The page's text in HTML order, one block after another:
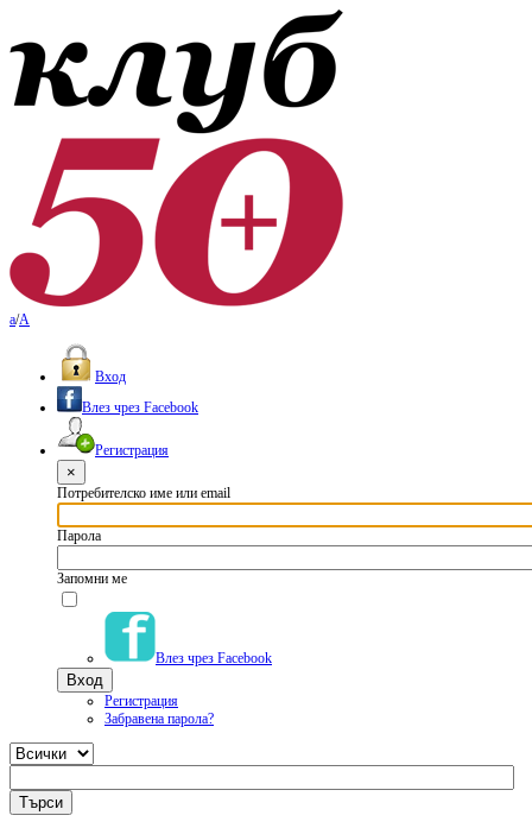
a/A
Вход
Влез чрез Facebook
Регистрация
×
Потребителско име или email
Парола
Запомни ме
Влез чрез Facebook
Регистрация
Забравена парола?